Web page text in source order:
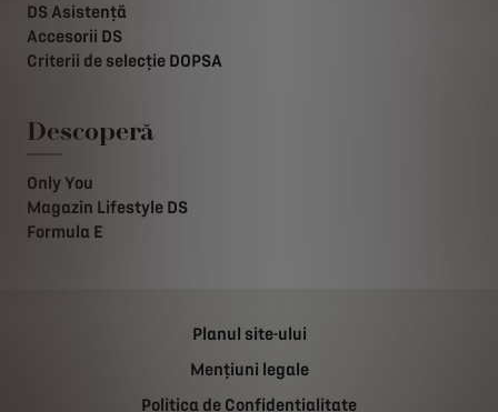
DS Asistență
Accesorii DS
Criterii de selecție DOPSA
Descoperă
Only You
Magazin Lifestyle DS
Formula E
Planul site-ului
Mențiuni legale
Politica de Confidențialitate